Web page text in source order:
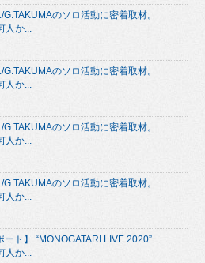
G.TAKUMAのソロ活動に密着取材。
か...
G.TAKUMAのソロ活動に密着取材。
か...
G.TAKUMAのソロ活動に密着取材。
か...
G.TAKUMAのソロ活動に密着取材。
か...
ート】 “MONOGATARI LIVE 2020”
か...